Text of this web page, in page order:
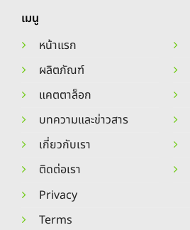
เมนู
หน้าแรก
ผลิตภัณฑ์
แคตตาล็อก
บทความและข่าวสาร
เกี่ยวกับเรา
ติดต่อเรา
Privacy
Terms